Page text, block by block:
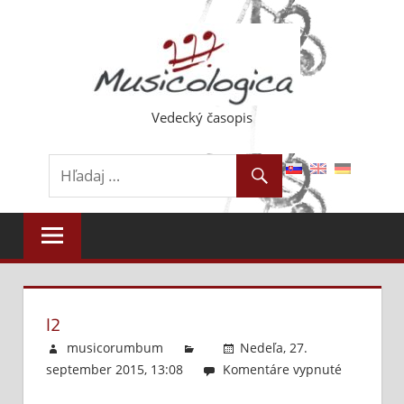
Vedecký časopis
I2
musicorumbum
Nedeľa, 27.
september 2015, 13:08
Komentáre vypnuté